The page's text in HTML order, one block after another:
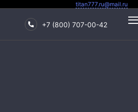
titan777.ru@mail.ru
+7 (800) 707-00-42